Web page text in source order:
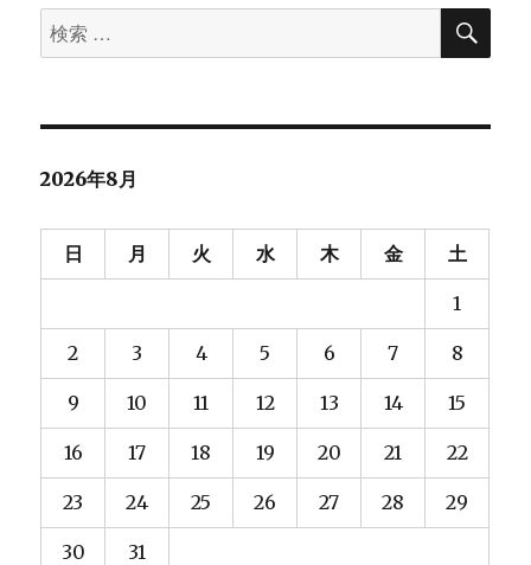
ー
で、
検
索
象:
検
2026年8月
日 月 火 水 木 金 土
1
2 3 4 5 6 7 8
9 10 11 12 13 14 15
16 17 18 19 20 21 22
23 24 25 26 27 28 29
30
31